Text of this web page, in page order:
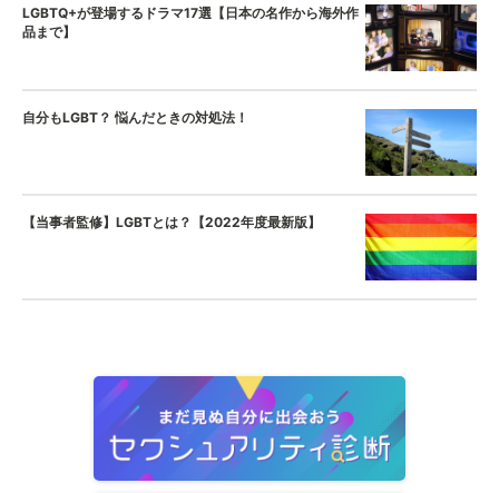
LGBTQ+が登場するドラマ17選【日本の名作から海外作
品まで】
自分もLGBT？ 悩んだときの対処法！
【当事者監修】LGBTとは？【2022年度最新版】